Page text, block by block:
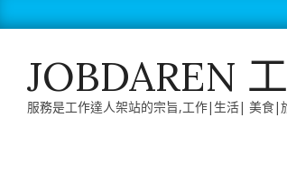
to
JOBDAREN
服務是工作達人架站的宗旨,工作|生活| 美食|